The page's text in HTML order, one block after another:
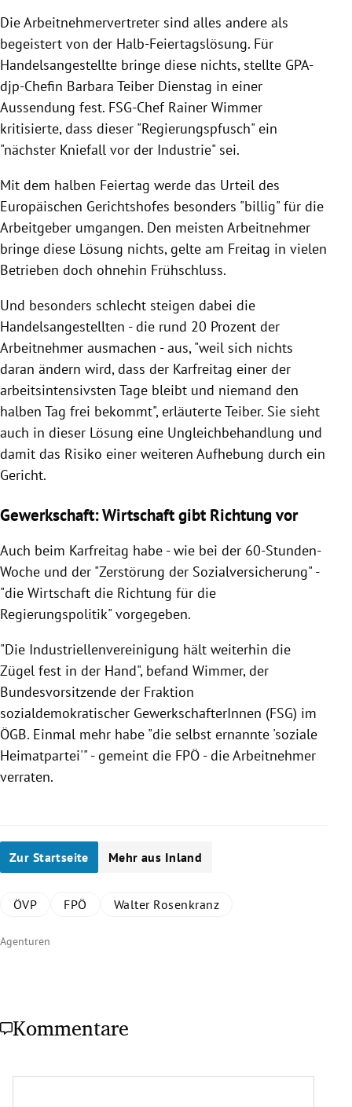
Die Arbeitnehmervertreter sind alles andere als
begeistert von der Halb-Feiertagslösung. Für
Handelsangestellte bringe diese nichts, stellte GPA-
djp-Chefin Barbara Teiber Dienstag in einer
Aussendung fest. FSG-Chef Rainer Wimmer
kritisierte, dass dieser "Regierungspfusch" ein
"nächster Kniefall vor der Industrie" sei.
Mit dem halben Feiertag werde das Urteil des
Europäischen Gerichtshofes besonders "billig" für die
Arbeitgeber umgangen. Den meisten Arbeitnehmer
bringe diese Lösung nichts, gelte am Freitag in vielen
Betrieben doch ohnehin Frühschluss.
Und besonders schlecht steigen dabei die
Handelsangestellten - die rund 20 Prozent der
Arbeitnehmer ausmachen - aus, "weil sich nichts
daran ändern wird, dass der Karfreitag einer der
arbeitsintensivsten Tage bleibt und niemand den
halben Tag frei bekommt", erläuterte Teiber. Sie sieht
auch in dieser Lösung eine Ungleichbehandlung und
damit das Risiko einer weiteren Aufhebung durch ein
Gericht.
Gewerkschaft: Wirtschaft gibt Richtung vor
Auch beim Karfreitag habe - wie bei der 60-Stunden-
Woche und der "Zerstörung der Sozialversicherung" -
"die Wirtschaft die Richtung für die
Regierungspolitik" vorgegeben.
"Die Industriellenvereinigung hält weiterhin die
Zügel fest in der Hand", befand Wimmer, der
Bundesvorsitzende der Fraktion
sozialdemokratischer GewerkschafterInnen (FSG) im
ÖGB. Einmal mehr habe "die selbst ernannte 'soziale
Heimatpartei'" - gemeint die FPÖ - die Arbeitnehmer
verraten.
Zur Startseite Mehr aus Inland
ÖVP FPÖ Walter Rosenkranz
Agenturen
Kommentare